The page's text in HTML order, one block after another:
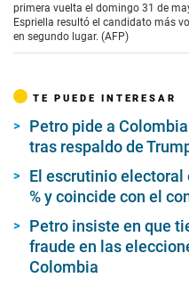
primera vuelta el domingo 31 de
Espriella resultó el candidato más
en segundo lugar. (AFP)
TE PUEDE INTERESAR
Petro pide a
tras respaldo de
El escrutinio electoral
% y coincide con el
Petro insiste en que
fraude en las
Colombia